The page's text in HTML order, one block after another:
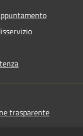
trasparente